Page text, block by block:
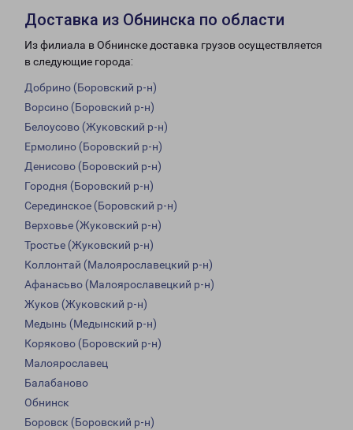
Доставка из Обнинска по области
Из филиала в Обнинске доставка грузов осуществляется
в следующие города:
Добрино (Боровский р-н)
Ворсино (Боровский р-н)
Белоусово (Жуковский р-н)
Ермолино (Боровский р-н)
Денисово (Боровский р-н)
Городня (Боровский р-н)
Серединское (Боровский р-н)
Верховье (Жуковский р-н)
Тростье (Жуковский р-н)
Коллонтай (Малоярославецкий р-н)
Афанасьво (Малоярославецкий р-н)
Жуков (Жуковский р-н)
Медынь (Медынский р-н)
Коряково (Боровский р-н)
Малоярославец
Балабаново
Обнинск
Боровск (Боровский р-н)